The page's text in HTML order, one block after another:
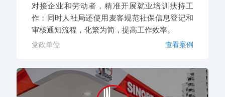
对接企业和劳动者，精准开展就业培训扶持工
作；同时人社局还使用麦客规范社保信息登记和
审核通知流程，化繁为简，提高工作效率。
党政单位 查看案例